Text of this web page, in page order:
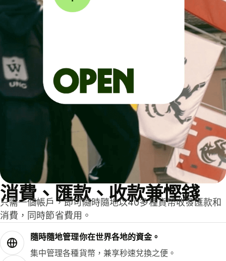
消費、匯款、收款兼慳錢
只需一個帳戶，即可隨時隨地以40多種貨幣收發匯款和
消費，同時節省費用。
隨時隨地管理你在世界各地的資金。
集中管理各種貨幣，兼享秒速兌換之便。